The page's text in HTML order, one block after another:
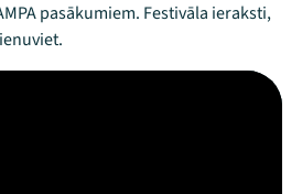
pasākumiem. Festivāla ieraksti,